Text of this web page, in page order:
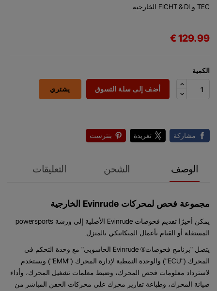
TEC و FICHT & DI الخارجية.
129.99 €
الكمية
أضف إلى سلة التسوق يشتري
مشاركة تغريدة بنترست
الوصف الشحن التعليقات
مجموعة فحص لمحركات Evinrude الخارجية
يمكن أخيرًا تقديم فحوصات Evinrude الأصلية إلى ورشة powersports
المستقلة أو القيام بأعمال الميكانيكي بالمنزل.
يتصل "برنامج فحوصات® Evinrude الحاسوبي" مع وحدة التحكم في
المحرك ("ECU") والوحدة النمطية لإدارة المحرك ("EMM") ويستخدم
لاسترداد معلومات فحص المحرك، وضبط معلمات تشغيل المحرك، وأداء
صيانة المحرك، وطباعة تقارير محرك على محركات الحقن المباشر من